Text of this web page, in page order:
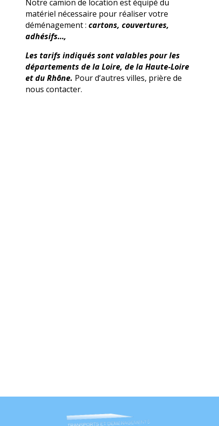
Notre camion de location est équipé du
matériel nécessaire pour réaliser votre
déménagement : cartons, couvertures,
adhésifs…,
Les tarifs indiqués sont valables pour les
départements de la Loire, de la Haute-Loire
et du Rhône. Pour d’autres villes, prière de
nous contacter.